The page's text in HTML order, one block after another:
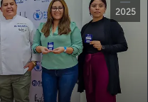
2025